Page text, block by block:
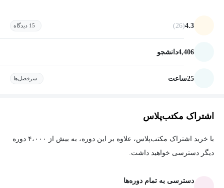
4.3
(26) 15 دیدگاه
4,406دانشجو
25ساعت سرفصل‌ها
اشتراک مکتب‌پلاس
با خرید اشتراک مکتب‌پلاس، علاوه بر این دوره، به بیش از ۴،۰۰۰ دوره
دیگر دسترسی خواهید داشت.
دسترسی به تمام دوره‌ها